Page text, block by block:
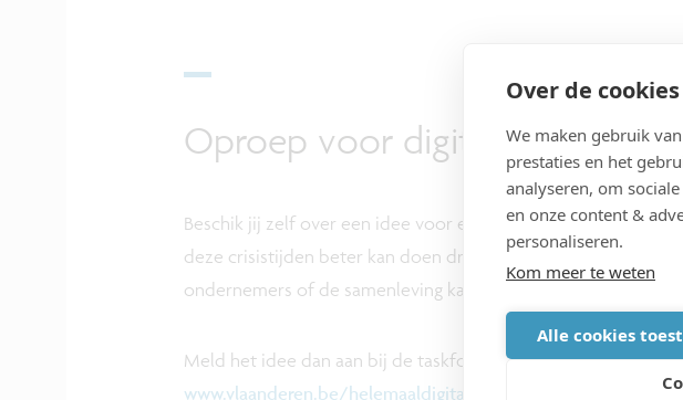
Over de
We maken gebruik
prestaties en het
analyseren, om
en onze content &
personaliseren.
Kom meer te weten
Alle cookies
Oproep voor digitale ideeën
Beschik jij zelf over een idee voor een app, een platform of
deze crisistijden beter kan doen draaien? Heb je een
ondernemers of de samenleving kan verder helpen?
Meld het idee dan aan bij de taskforce van Vlaanderen
www.vlaanderen.be/helemaaldigitaal